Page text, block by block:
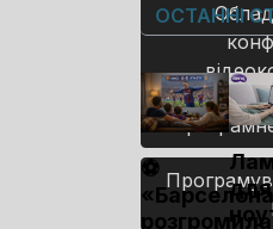
ОСТАННІ
⚽
розгромила
для